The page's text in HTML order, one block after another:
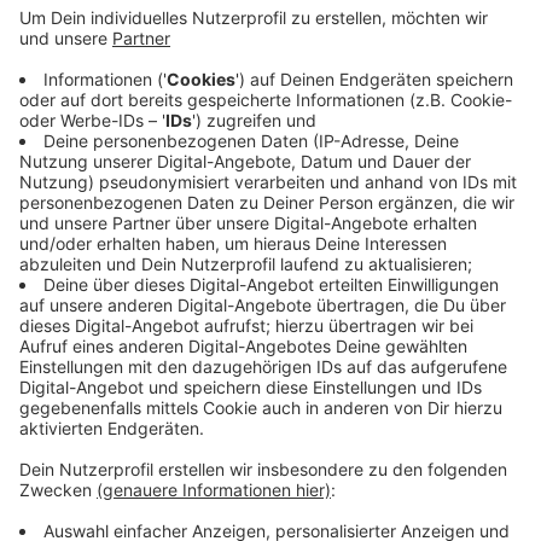
aktuell noch auf der S28 einsetzt. Außerdem
bieten die neuen Züge beim RE 47 rund 120
Sitzplätze, Steckdosen, Wlan und Platz für 12
Fahrräder. Darüber hinaus sind die Fahrzeuge
barrierefrei und sollen besseren Handyempfang
ermöglichen. Ab Dezember will die Regiobahn dann
auch auf der S28 über Mettmann und Erkrath neue,
modernere Züge einsetzen.
Veröffentlicht:Mittwoch, 01.07.2026 07:28
Anzeige
Anzeige